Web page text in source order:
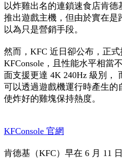
以炸雞出名的連鎖速食店肯
推出遊戲主機，但由於實在是
以為只是營銷手段。
然而，KFC 近日卻公布，正
KFConsole，且性能水平相當
面支援更達 4K 240Hz 級別，
可以透過遊戲機運行時產生的
使炸好的雞塊保持熱度。
KFConsole 官網
肯德基（KFC）早在 6 月 11